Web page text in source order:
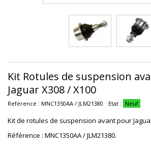
Kit Rotules de suspension
Jaguar X308 / X100
Reference : MNC1350AA / JLM21380 Etat : Neuf
Kit de rotules de suspension avant pour
Référence : MNC1350AA / JLM21380.